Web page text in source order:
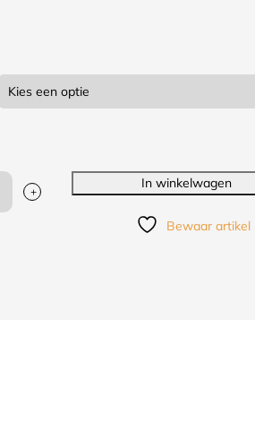
+
In winkelwagen
Bewaar artikel